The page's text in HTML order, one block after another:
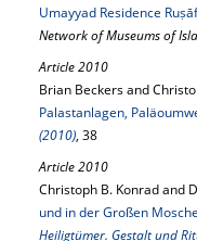
Umayyad Residence
Network of Museums of
Article 2010
Brian Beckers and
Palastanlagen,
(2010), 38
Article 2010
Christoph B. Konrad and
und in der Großen
Heiligtümer. Gestalt und